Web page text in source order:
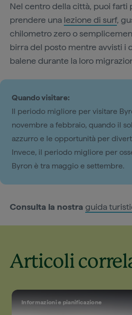
Nel centro della città, puoi farti
prendere una lezione di surf,
chilometro zero o
birra del posto mentre avvisti i
balene durante la loro
Quando visitare:
Il periodo migliore per visitare
novembre a febbraio, quando il
azzurro e le opportunità per
Invece, il periodo migliore per
Byron è tra maggio e settembre.
Consulta la nostra guida
Articoli
Informazioni e pianificazione